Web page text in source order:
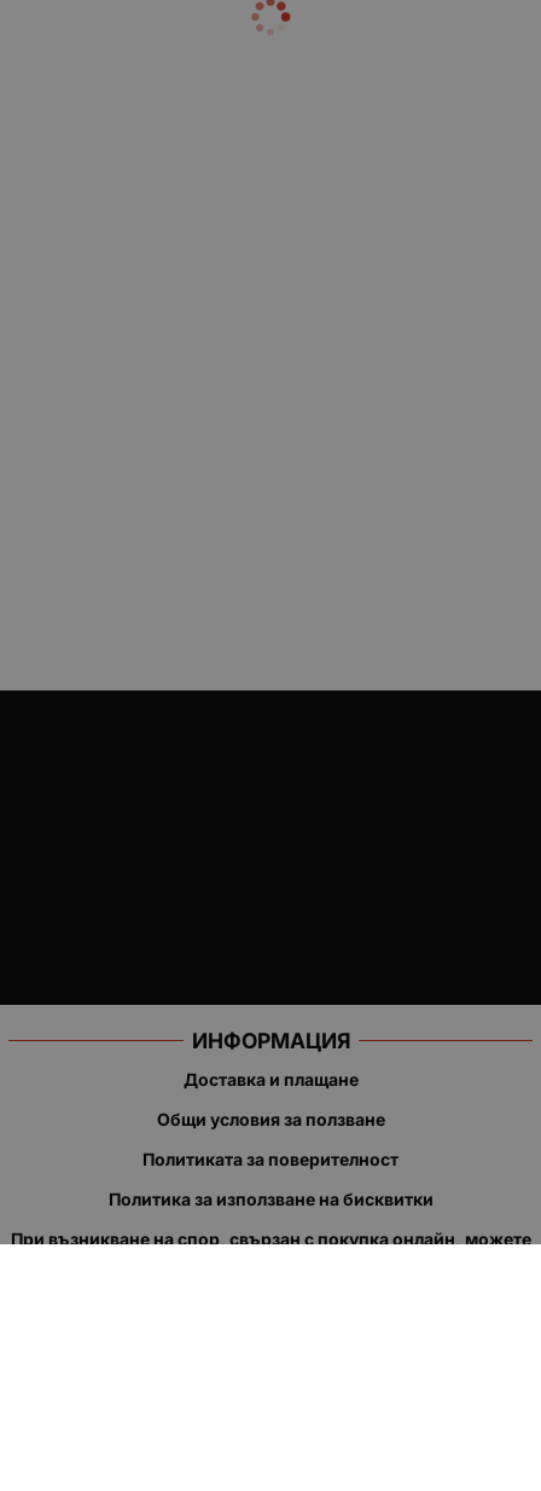
ИНФОРМАЦИЯ
Доставка и плащане
Общи условия за ползване
Политиката за поверителност
Политика за използване на бисквитки
При възникване на спор, свързан с покупка онлайн, можете